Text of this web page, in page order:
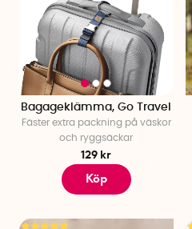
Bagageklämma, Go Travel
Fäster extra packning på väskor
och ryggsäckar
129 kr
Köp